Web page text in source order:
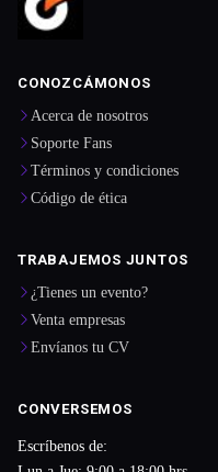
CONOZCÁMONOS
Acerca de nosotros
Soporte Fans
Términos y condiciones
Código de ética
TRABAJEMOS JUNTOS
¿Tienes un evento?
Venta empresas
Envíanos tu CV
CONVERSEMOS
Escríbenos de: